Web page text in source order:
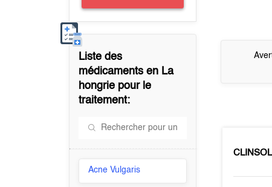
Liste des
médicaments en La
hongrie pour le
traitement:
Acne Vulgaris
CLINSOL